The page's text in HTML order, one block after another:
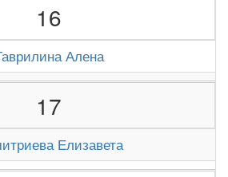
16
Алена
17
Елизавета